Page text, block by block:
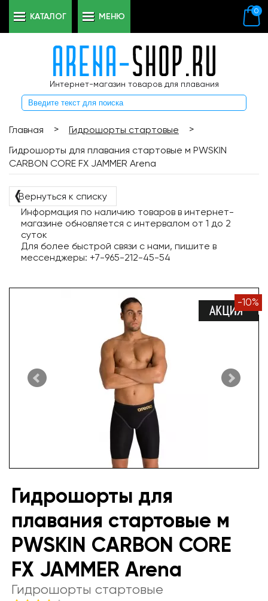
Интернет-магазин товаров для плавания
0
КАТАЛОГ МЕНЮ
Главная > Гидрошорты стартовые
>
Гидрошорты для плавания стартовые м PWSKIN
CARBON CORE FX JAMMER Arena
❬Вернуться к списку
Информация по наличию товаров в интернет-
магазине обновляется с интервалом от 1 до 2
суток
Для более быстрой связи с нами, пишите в
мессенджеры: +7-965-212-45-54
-10%
Гидрошорты для
плавания стартовые м
PWSKIN CARBON CORE
FX JAMMER Arena
Гидрошорты стартовые